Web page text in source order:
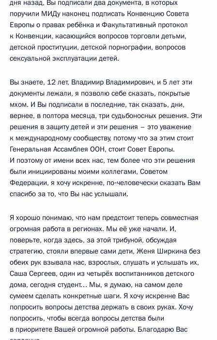
дня назад, Вы подписали два документа, в которых
поручили МИДу наконец подписать Конвенцию Совета
Европы о правах ребёнка и Факультативный протокол
к Конвенции, касающийся вопросов торговли детьми,
детской проституции, детской порнографии, вопросов
сексуальной эксплуатации детей.
Вы знаете, 12 лет, Владимир Владимирович, и 5 лет эти
документы лежали, я позволю себе сказать, покрытые
мхом. И Вы подписали в последние, так сказать, дни,
вернее, в полтора месяца, три судьбоносных решения. Эти
решения в защиту детей и эти решения – это уважение
к международному сообществу, потому что за этим стоит
Генеральная Ассамблея ООН, стоит Совет Европы.
И поэтому от имени всех нас, тем более что эти решения
были инициированы моими коллегами, Советом
Федерации, я хочу искренне, по‑человечески сказать Вам
спасибо за то, что Вы нас услышали.
Я хорошо понимаю, что нам предстоит теперь совместная
огромная работа в регионах. Мы её уже начали. И,
поверьте, когда здесь, за этой трибуной, обсуждая
стратегию, стояли впервые сами дети, Женя Ширкина без
обеих рук взывала нас, взрослых, слушать и услышать их,
Саша Сергеев, один из четырёх воспитанников детского
дома, сегодня студент… Мы, я думаю, на самом деле
сумеем сделать конкретные шаги. Я хочу искренне Вас
попросить вопросы детства держать в своих руках. Хочу
попросить, чтобы всегда вопросы детства были
в приоритете Вашей огромной работы. Благодарю Вас